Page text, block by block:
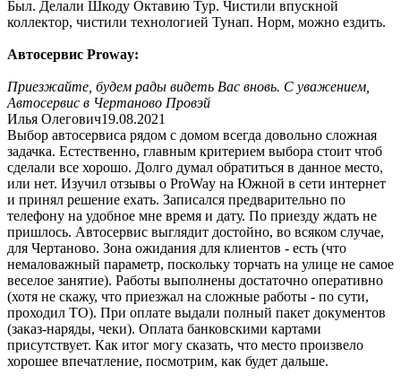
Был. Делали Шкоду Октавию Тур. Чистили впускной
коллектор, чистили технологией Тунап. Норм, можно ездить.
Автосервис Proway:
Приезжайте, будем рады видеть Вас вновь. С уважением,
Автосервис в Чертаново Провэй
Илья Олегович19.08.2021
Выбор автосервиса рядом с домом всегда довольно сложная
задачка. Естественно, главным критерием выбора стоит чтоб
сделали все хорошо. Долго думал обратиться в данное место,
или нет. Изучил отзывы о ProWay на Южной в сети интернет
и принял решение ехать. Записался предварительно по
телефону на удобное мне время и дату. По приезду ждать не
пришлось. Автосервис выглядит достойно, во всяком случае,
для Чертаново. Зона ожидания для клиентов - есть (что
немаловажный параметр, поскольку торчать на улице не самое
веселое занятие). Работы выполнены достаточно оперативно
(хотя не скажу, что приезжал на сложные работы - по сути,
проходил ТО). При оплате выдали полный пакет документов
(заказ-наряды, чеки). Оплата банковскими картами
присутствует. Как итог могу сказать, что место произвело
хорошее впечатление, посмотрим, как будет дальше.